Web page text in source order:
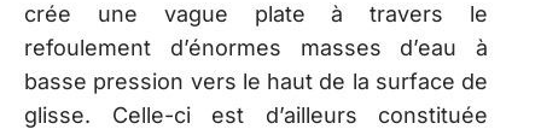
crée une vague plate à travers le
refoulement d’énormes masses d’eau à
basse pression vers le haut de la surface de
glisse. Celle-ci est d’ailleurs constituée